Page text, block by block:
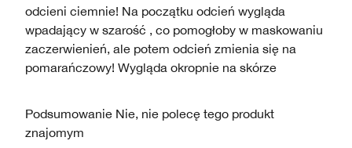
odcieni ciemnie! Na początku odcień wygląda
wpadający w szarość , co pomogłoby w maskowaniu
zaczerwienień, ale potem odcień zmienia się na
pomarańczowy! Wygląda okropnie na skórze
Podsumowanie Nie, nie polecę tego produkt
znajomym